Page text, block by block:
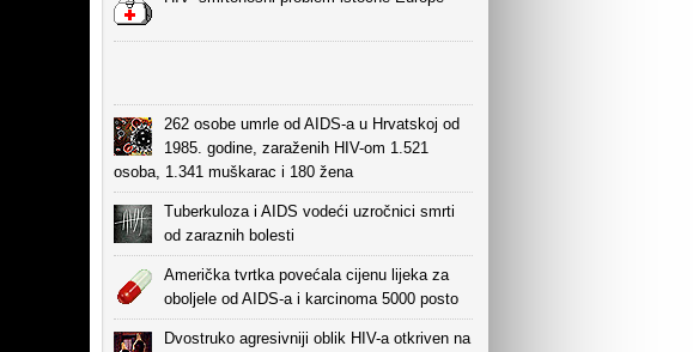
262 osobe umrle od AIDS-a u Hrvatskoj od
1985. godine, zaraženih HIV-om 1.521
osoba, 1.341 muškarac i 180 žena
Tuberkuloza i AIDS vodeći uzročnici smrti
od zaraznih bolesti
Američka tvrtka povećala cijenu lijeka za
oboljele od AIDS-a i karcinoma 5000 posto
Dvostruko agresivniji oblik HIV-a otkriven na